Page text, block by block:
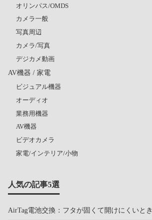
オリンパス/OMDS
カメラ一般
写真周辺
カメラ/写真
デジカメ動画
AV機器 / 家電
ビジュアル機器
オーディオ
業務用機器
AV機器
ビデオカメラ
家電/インテリア/小物
人気の記事5選
AirTag電池交換：フタが固くて開けにくいとき